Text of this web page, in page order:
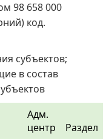
98 658 000
код.
субъектов;
в состав
Адм.
центр
Раздел